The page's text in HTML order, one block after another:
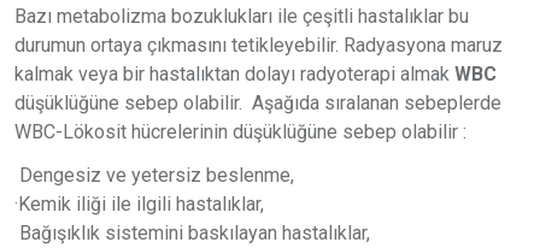
Bazı metabolizma bozuklukları ile çeşitli hastalıklar bu
durumun ortaya çıkmasını tetikleyebilir. Radyasyona maruz
kalmak veya bir hastalıktan dolayı radyoterapi almak WBC
düşüklüğüne sebep olabilir. Aşağıda sıralanan sebeplerde
WBC-Lökosit hücrelerinin düşüklüğüne sebep olabilir :
Dengesiz ve yetersiz beslenme,
·Kemik iliği ile ilgili hastalıklar,
Bağışıklık sistemini baskılayan hastalıklar,